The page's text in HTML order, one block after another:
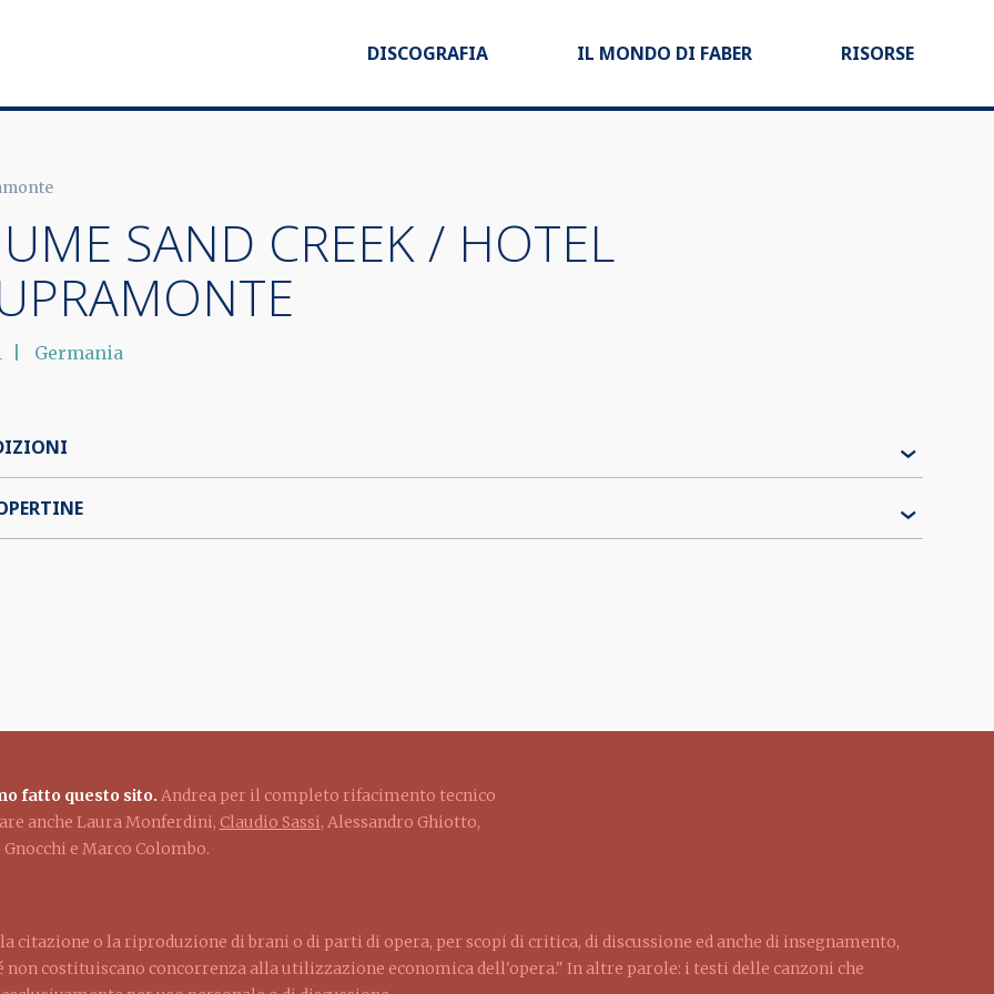
DISCOGRAFIA IL MONDO DI FABER RISORSE
SAND CREEK / HOTEL
Germania
fatto questo sito. Andrea per il completo rifacimento tecnico
anche Laura Monferdini, Claudio Sassi, Alessandro Ghiotto,
e Marco Colombo.
citazione o la riproduzione di brani o di parti di opera, per scopi di critica, di discussione ed anche di insegnamento,
costituiscano concorrenza alla utilizzazione economica dell'opera." In altre parole: i testi delle canzoni che